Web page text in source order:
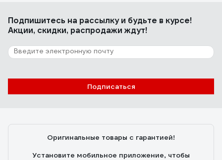
Подпишитесь на рассылкуи будьте в курсе!
Акции, скидки, распродажи ждут!
Подписаться
Оригинальные товары с гарантией!
Установите мобильное приложение, чтобы